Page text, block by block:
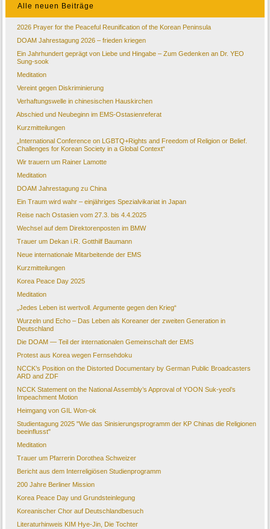
Alle neuen Beiträge
2026 Prayer for the Peaceful Reunification of the Korean Peninsula
DOAM Jahrestagung 2026 – frieden kriegen
Ein Jahrhundert geprägt von Liebe und Hingabe – Zum Gedenken an Dr. YEO
Sung-sook
Meditation
Vereint gegen Diskriminierung
Verhaftungswelle in chinesischen Hauskirchen
Abschied und Neubeginn im EMS-Ostasienreferat
Kurzmitteilungen
„International Conference on LGBTQ+Rights and Freedom of Religion or Belief.
Challenges for Korean Society in a Global Context“
Wir trauern um Rainer Lamotte
Meditation
DOAM Jahrestagung zu China
Ein Traum wird wahr – einjähriges Spezialvikariat in Japan
Reise nach Ostasien vom 27.3. bis 4.4.2025
Wechsel auf dem Direktorenposten im BMW
Trauer um Dekan i.R. Gotthilf Baumann
Neue internationale Mitarbeitende der EMS
Kurzmitteilungen
Korea Peace Day 2025
Meditation
„Jedes Leben ist wertvoll. Argumente gegen den Krieg“
Wurzeln und Echo – Das Leben als Koreaner der zweiten Generation in
Deutschland
Die DOAM — Teil der internationalen Gemeinschaft der EMS
Protest aus Korea wegen Fernsehdoku
NCCK’s Position on the Distorted Documentary by German Public Broadcasters
ARD and ZDF
NCCK Statement on the National Assembly’s Approval of YOON Suk-yeol’s
Impeachment Motion
Heimgang von GIL Won-ok
Studientagung 2025 "Wie das Sinisierungsprogramm der KP Chinas die Religionen
beeinflusst"
Meditation
Trauer um Pfarrerin Dorothea Schweizer
Bericht aus dem Interreligiösen Studienprogramm
200 Jahre Berliner Mission
Korea Peace Day und Grundsteinlegung
Koreanischer Chor auf Deutschlandbesuch
Literaturhinweis KIM Hye-Jin, Die Tochter